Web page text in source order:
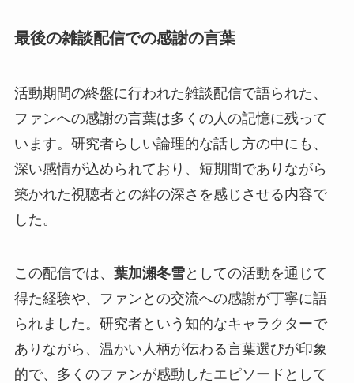
最後の雑談配信での感謝の言葉
活動期間の終盤に行われた雑談配信で語られた、
ファンへの感謝の言葉は多くの人の記憶に残って
います。研究者らしい論理的な話し方の中にも、
深い感情が込められており、短期間でありながら
築かれた視聴者との絆の深さを感じさせる内容で
した。
この配信では、 葉加瀬冬雪としての活動を通じて
得た経験や、ファンとの交流への感謝が丁寧に語
られました。研究者という知的なキャラクターで
ありながら、温かい人柄が伝わる言葉選びが印象
的で、多くのファンが感動したエピソードとして